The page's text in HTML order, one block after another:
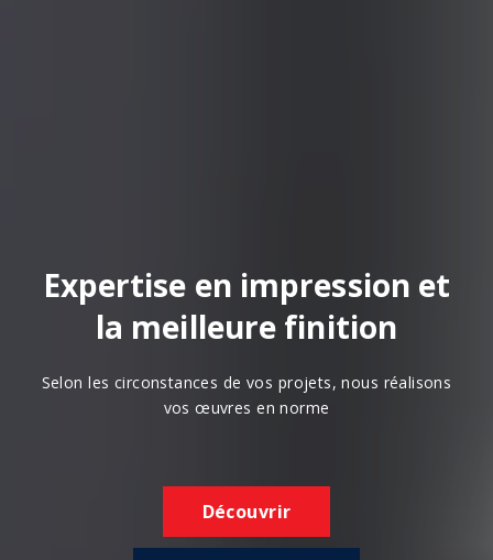
Expertise en impression et
la meilleure finition
Selon les circonstances de vos projets, nous réalisons
vos œuvres en norme
Découvrir